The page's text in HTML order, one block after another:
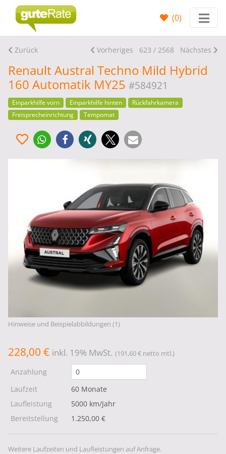
(0)
Zurück Vorheriges 623 / 2568 Nächstes
Renault Austral Techno Mild Hybrid
160 Automatik MY25 #584921
Einparkhilfe vorn Einparkhilfe hinten
Rückfahrkamera
Freisprecheinrichtung
Tempomat
Hinweise und Beispielabbildungen (1)
228,00 € inkl. 19% MwSt. (191,60 € netto mtl.)
Anzahlung
Laufzeit
60 Monate
Laufleistung
5000 km/Jahr
Bereitstellung
1.250,00 €
Weitere Laufzeiten und Laufleistungen auf Anfrage.